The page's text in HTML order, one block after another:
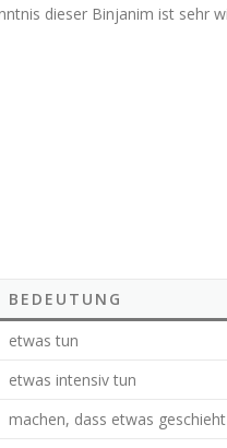
BEDEUTUNG
etwas tun
etwas intensiv tun
machen, dass etwas geschieht